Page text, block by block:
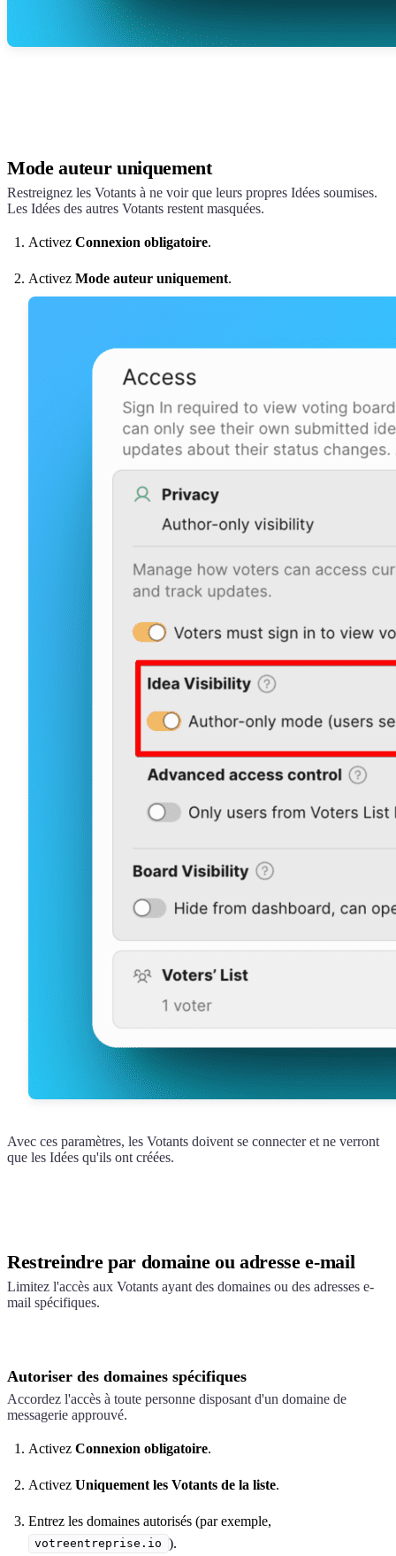
Mode auteur uniquement
Restreignez les Votants à ne voir que leurs propres Idées soumises.
Les Idées des autres Votants restent masquées.
Activez Connexion obligatoire.
Activez Mode auteur uniquement.
Avec ces paramètres, les Votants doivent se connecter et ne verront
que les Idées qu'ils ont créées.
Restreindre par domaine ou adresse e-mail
Limitez l'accès aux Votants ayant des domaines ou des adresses e-
mail spécifiques.
Autoriser des domaines spécifiques
Accordez l'accès à toute personne disposant d'un domaine de
messagerie approuvé.
Activez Connexion obligatoire.
Activez Uniquement les Votants de la liste.
Entrez les domaines autorisés (par exemple,
votreentreprise.io ).